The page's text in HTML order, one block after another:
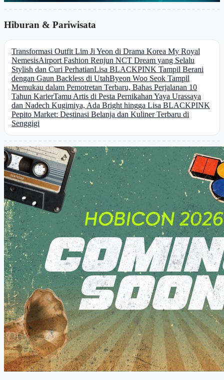
Hiburan & Pariwisata
Transformasi Outfit Lim Ji Yeon di Drama Korea My Royal
NemesisAirport Fashion Renjun NCT Dream yang Selalu
Stylish dan Curi PerhatianLisa BLACKPINK Tampil Berani
dengan Gaun Backless di UtahByeon Woo Seok Tampil
Memukau dalam Pemotretan Terbaru, Bahas Perjalanan 10
Tahun KarierTamu Artis di Pesta Pernikahan Yaya Urassaya
dan Nadech Kugimiya, Ada Bright hingga Lisa BLACKPINK
Pepito Market: Destinasi Belanja dan Kuliner Terbaru di
Senggigi